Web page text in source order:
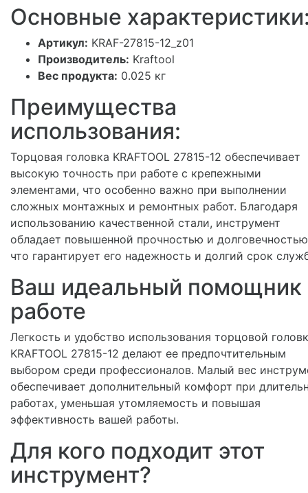
Основные
Артикул: KRAF-27815-12_z01
Производитель: Kraftool
Вес продукта: 0.025 кг
Преимущества
использования:
Торцовая головка KRAFTOOL 27815-12 обеспечивает
высокую точность при работе с крепежными
элементами, что особенно важно при выполнении
сложных монтажных и ремонтных работ. Благодаря
использованию качественной стали, инструмент
обладает повышенной прочностью и
что гарантирует его надежность и долгий срок
Ваш идеальный помощник
работе
Легкость и удобство использования торцовой
KRAFTOOL 27815-12 делают ее предпочтительным
выбором среди профессионалов. Малый вес
обеспечивает дополнительный комфорт при
работах, уменьшая утомляемость и повышая
эффективность вашей работы.
Для кого подходит этот
инструмент?